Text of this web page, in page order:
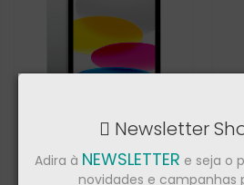
Apple iPad 11th GENNewsletter
Adira à NEWSLETTER e seja o
novidades e campanhas